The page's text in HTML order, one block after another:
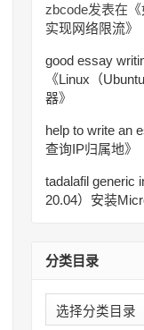
zbcode发表在《
实现网络限流》
good essay
《Linux（
器》
help to write an
查询IP归属地》
tadalafil generic
20.04）安装
分类目录
分
类